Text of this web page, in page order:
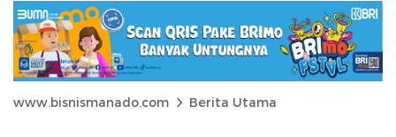
www.bisnismanado.com Berita Utama